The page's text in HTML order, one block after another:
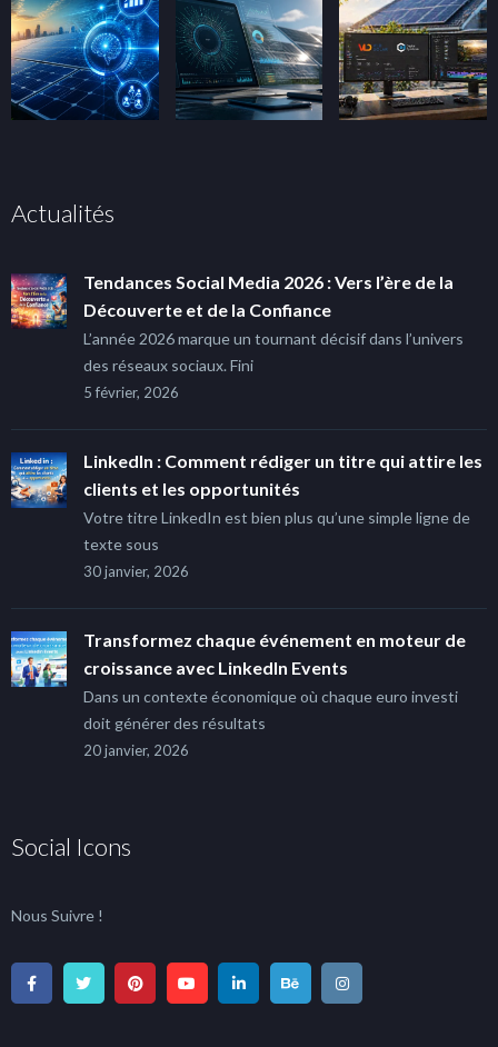
Actualités
Tendances Social Media 2026 : Vers l’ère de la
Découverte et de la Confiance
L’année 2026 marque un tournant décisif dans l’univers
des réseaux sociaux. Fini
5 février, 2026
LinkedIn : Comment rédiger un titre qui attire les
clients et les opportunités
Votre titre LinkedIn est bien plus qu’une simple ligne de
texte sous
30 janvier, 2026
Transformez chaque événement en moteur de
croissance avec LinkedIn Events
Dans un contexte économique où chaque euro investi
doit générer des résultats
20 janvier, 2026
Social Icons
Nous Suivre !